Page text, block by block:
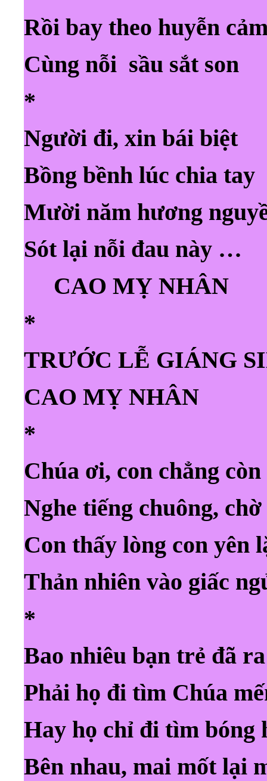
Rồi bay theo huyễn
Cùng nỗi sầu sắt son
*
Người đi, xin bái biệt
Bồng bềnh lúc chia tay
Mười năm hương
Sót lại nỗi đau này …
CAO MỴ NHÂN
*
TRƯỚC LỄ
CAO MỴ NHÂN
*
Chúa ơi, con chẳng
Nghe tiếng chuông,
Con thấy lòng con yên
Thản nhiên vào giấc
*
Bao nhiêu bạn trẻ đã
Phải họ đi tìm Chúa
Hay họ chỉ đi tìm bóng
Bên nhau, mai mốt lại